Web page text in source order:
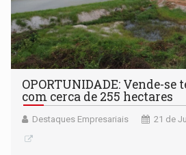
OPORTUNIDADE: Vende-se
com cerca de 255 hectares
Destaques Empresariais 21 de